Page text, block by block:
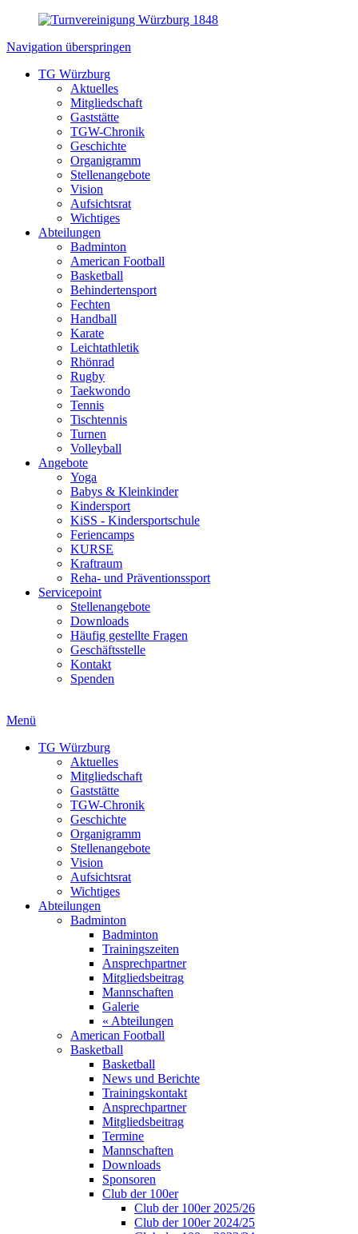
Navigation überspringen
TG Würzburg
Aktuelles
Mitgliedschaft
Gaststätte
TGW-Chronik
Geschichte
Organigramm
Stellenangebote
Vision
Aufsichtsrat
Wichtiges
Abteilungen
Badminton
American Football
Basketball
Behindertensport
Fechten
Handball
Karate
Leichtathletik
Rhönrad
Rugby
Taekwondo
Tennis
Tischtennis
Turnen
Volleyball
Angebote
Yoga
Babys & Kleinkinder
Kindersport
KiSS - Kindersportschule
Feriencamps
KURSE
Kraftraum
Reha- und Präventionssport
Servicepoint
Stellenangebote
Downloads
Häufig gestellte Fragen
Geschäftsstelle
Kontakt
Spenden
Menü
TG Würzburg
Aktuelles
Mitgliedschaft
Gaststätte
TGW-Chronik
Geschichte
Organigramm
Stellenangebote
Vision
Aufsichtsrat
Wichtiges
Abteilungen
Badminton
Badminton
Trainingszeiten
Ansprechpartner
Mitgliedsbeitrag
Mannschaften
Galerie
« Abteilungen
American Football
Basketball
Basketball
News und Berichte
Trainingskontakt
Ansprechpartner
Mitgliedsbeitrag
Termine
Mannschaften
Downloads
Sponsoren
Club der 100er
Club der 100er 2025/26
Club der 100er 2024/25